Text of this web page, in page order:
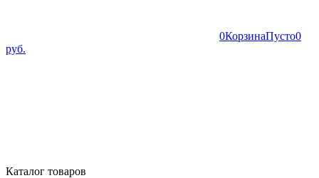
0КорзинаПусто0
руб.
Каталог товаров